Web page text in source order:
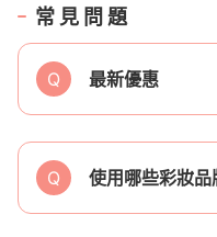
常見問題
Q 最新優惠
Q 使用哪些彩妝